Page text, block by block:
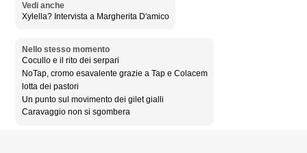
Vedi anche
Xylella? Intervista a Margherita D'amico
Nello stesso momento
Cocullo e il rito dei serpari
NoTap, cromo esavalente grazie a Tap e Colacem
lotta dei pastori
Un punto sul movimento dei gilet gialli
Caravaggio non si sgombera